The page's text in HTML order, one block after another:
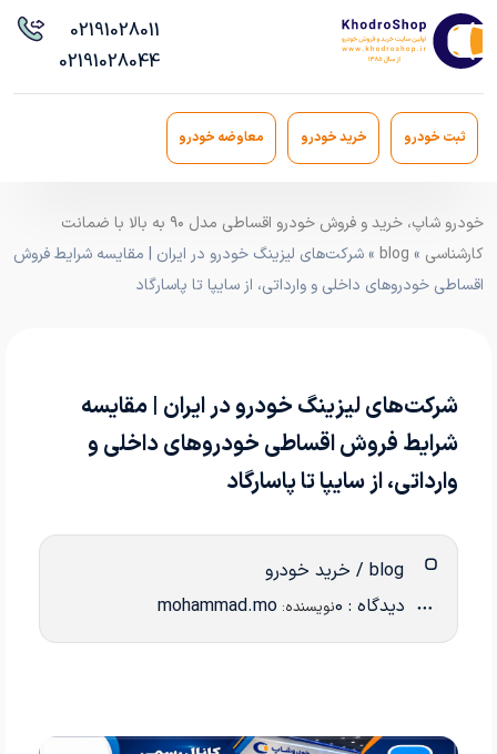
02191028011
02191028044
ثبت خودرو خرید خودرو معاوضه خودرو
خودرو شاپ، خرید و فروش خودرو اقساطی مدل ۹۰ به بالا با ضمانت
کارشناسی »
blog » شرکت‌های لیزینگ خودرو در ایران | مقایسه شرایط فروش
اقساطی خودروهای داخلی و وارداتی، از سایپا تا پاسارگاد
شرکت‌های لیزینگ خودرو در ایران | مقایسه
شرایط فروش اقساطی خودروهای داخلی و
وارداتی، از سایپا تا پاسارگاد
دیدگاه : 0 نویسنده: mohammad.mo